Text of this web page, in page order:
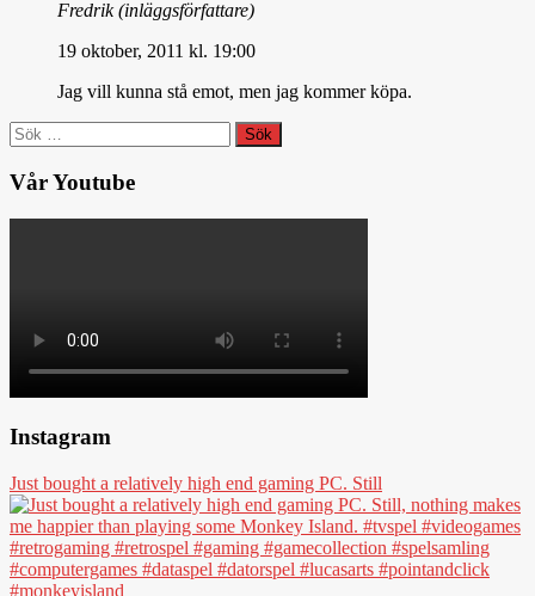
Fredrik(inläggsförfattare)
19 oktober, 2011 kl. 19:00
Jag vill kunna stå emot, men jag kommer köpa.
Sök
efter:
Vår Youtube
Instagram
Just bought a relatively high end gaming PC. Still